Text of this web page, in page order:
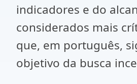
indicadores e do
considerados mais
que, em português,
objetivo da busca